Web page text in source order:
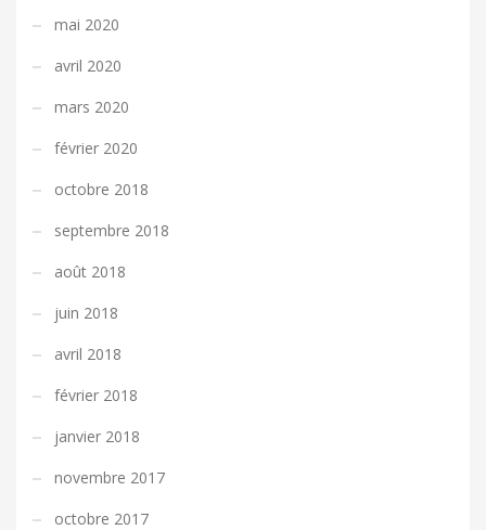
mai 2020
avril 2020
mars 2020
février 2020
octobre 2018
septembre 2018
août 2018
juin 2018
avril 2018
février 2018
janvier 2018
novembre 2017
octobre 2017